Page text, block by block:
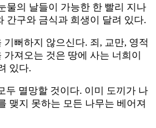
물의 날들이 가능한 한 빨리 지나
간구와 금식과 희생이 달려 있다.
뻐하지 않으신다. 죄, 교만, 영적
져오는 것은 땅에 사는 너희이
있다.
두 멸망할 것이다. 이미 도끼가 나
맺지 못하는 모든 나무는 베어져